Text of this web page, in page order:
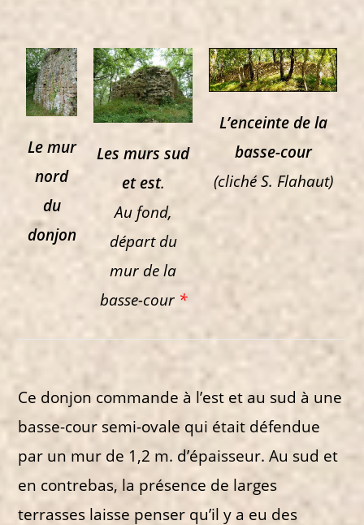
Le mur
nord
du
donjon
Les murs sud
et est.
Au fond,
départ du
mur de la
basse-cour *
L’enceinte de la
basse-cour
(cliché S. Flahaut)
Ce donjon commande à l’est et au sud à une
basse-cour semi-ovale qui était défendue
par un mur de 1,2 m. d’épaisseur. Au sud et
en contrebas, la présence de larges
terrasses laisse penser qu’il y a eu des